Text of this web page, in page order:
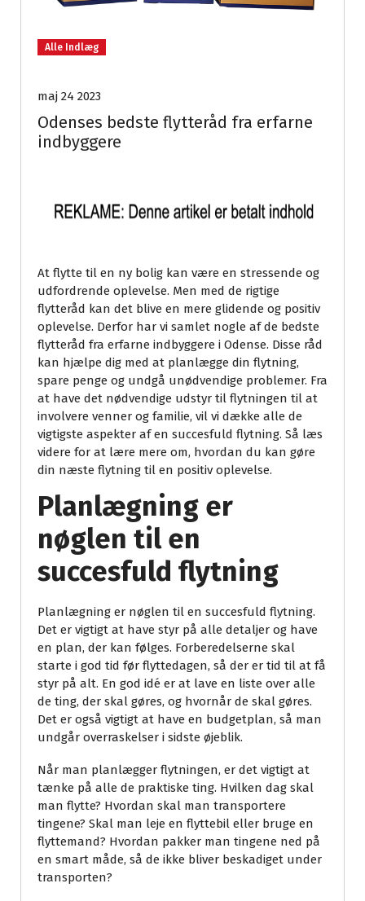
Alle Indlæg
maj 24 2023
Odenses bedste flytteråd fra erfarne
indbyggere
At flytte til en ny bolig kan være en stressende og
udfordrende oplevelse. Men med de rigtige
flytteråd kan det blive en mere glidende og positiv
oplevelse. Derfor har vi samlet nogle af de bedste
flytteråd fra erfarne indbyggere i Odense. Disse råd
kan hjælpe dig med at planlægge din flytning,
spare penge og undgå unødvendige problemer. Fra
at have det nødvendige udstyr til flytningen til at
involvere venner og familie, vil vi dække alle de
vigtigste aspekter af en succesfuld flytning. Så læs
videre for at lære mere om, hvordan du kan gøre
din næste flytning til en positiv oplevelse.
Planlægning er
nøglen til en
succesfuld flytning
Planlægning er nøglen til en succesfuld flytning.
Det er vigtigt at have styr på alle detaljer og have
en plan, der kan følges. Forberedelserne skal
starte i god tid før flyttedagen, så der er tid til at få
styr på alt. En god idé er at lave en liste over alle
de ting, der skal gøres, og hvornår de skal gøres.
Det er også vigtigt at have en budgetplan, så man
undgår overraskelser i sidste øjeblik.
Når man planlægger flytningen, er det vigtigt at
tænke på alle de praktiske ting. Hvilken dag skal
man flytte? Hvordan skal man transportere
tingene? Skal man leje en flyttebil eller bruge en
flyttemand? Hvordan pakker man tingene ned på
en smart måde, så de ikke bliver beskadiget under
transporten?